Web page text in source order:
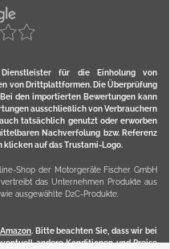
für die Einholung von
von Drittplattformen. Die Überprüfung
den importierten Bewertungen kann
ausschließlich von Verbrauchern
tatsächlich genutzt oder erworben
Nachverfolung bzw. Referenz
klicken auf das Trustami-Logo.
Shop der Motorgeräte Fischer GmbH
das Unternehmen Produkte aus
ausgewählte D2C-Produkte.
Amazon. Bitte beachten Sie, dass wir bei
andere Konditionen und Preise